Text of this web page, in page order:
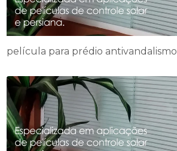
película para prédio antivandalismo